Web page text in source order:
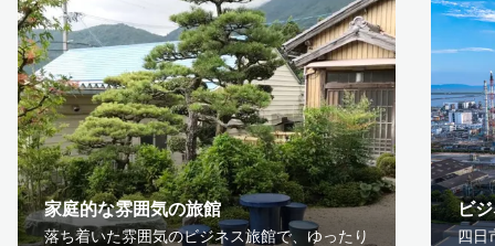
家庭的な雰囲気の旅館
落ち着いた雰囲気のビジネス旅館で、ゆったり
ビ
四日